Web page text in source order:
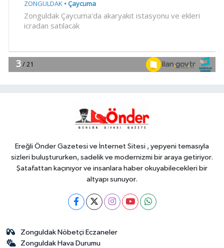
11:42 İzmir Efes Selçuk'ta engelsiz
11:37 ELLERİNİZE SAĞLIK...
Ereğli Önder Gazetesi ve İnternet Sitesi , yepyeni temasıyla
sizleri buluştururken, sadelik ve modernizmi bir araya getiriyor.
Şatafattan kaçınıyor ve insanlara haber okuyabilecekleri bir
altyapı sunuyor.
Zonguldak Nöbetçi Eczaneler
Zonguldak Hava Durumu